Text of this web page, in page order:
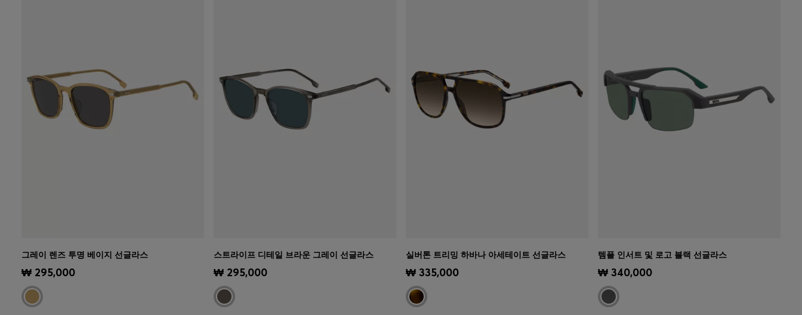
빠른 보기
그레이 렌즈 투명 베이지 선글라스
₩ 295,000 빠른 보기
스트라이프 디테일 브라운 그레이 선글라스
₩ 295,000 빠른 보기
실버톤 트리밍 하바나 아세테이트 선글라스
₩ 335,000 빠른 보기
템플 인서트 및 로고 블랙 선글라스
₩ 340,000